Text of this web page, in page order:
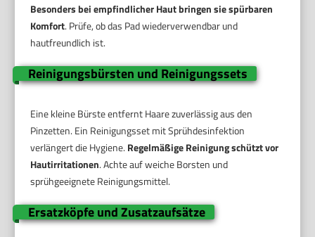
Besonders bei empfindlicher Haut bringen sie spürbaren
Komfort. Prüfe, ob das Pad wiederverwendbar und
hautfreundlich ist.
Reinigungsbürsten und Reinigungssets
Eine kleine Bürste entfernt Haare zuverlässig aus den
Pinzetten. Ein Reinigungsset mit Sprühdesinfektion
verlängert die Hygiene. Regelmäßige Reinigung schützt vor
Hautirritationen. Achte auf weiche Borsten und
sprühgeeignete Reinigungsmittel.
Ersatzköpfe und Zusatzaufsätze